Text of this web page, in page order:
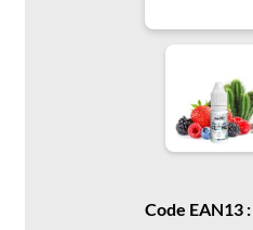
Code EAN13 :